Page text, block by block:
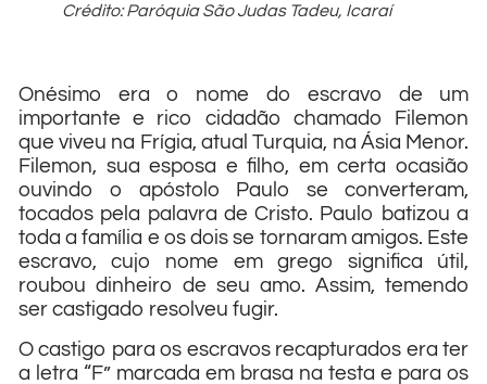
Crédito: Paróquia São Judas Tadeu, Icaraí
Onésimo era o nome do escravo de um
importante e rico cidadão chamado Filemon
que viveu na Frígia, atual Turquia, na Ásia Menor.
Filemon, sua esposa e filho, em certa ocasião
ouvindo o apóstolo Paulo se converteram,
tocados pela palavra de Cristo. Paulo batizou a
toda a família e os dois se tornaram amigos. Este
escravo, cujo nome em grego significa útil,
roubou dinheiro de seu amo. Assim, temendo
ser castigado resolveu fugir.
O castigo para os escravos recapturados era ter
a letra “F” marcada em brasa na testa e para os